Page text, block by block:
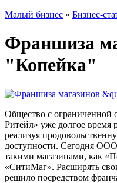
Малый бизнес » Бизнес-
Франшиза
"Копейка"
Общество с ограниченной
Ритейл» уже долгое время
реализуя
доступности. Сегодня
такими магазинами, как
«СитиМаг». Расширять
решило посредством